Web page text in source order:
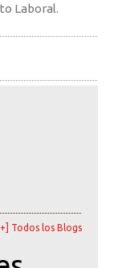
Laboral.
Todos los Blogs